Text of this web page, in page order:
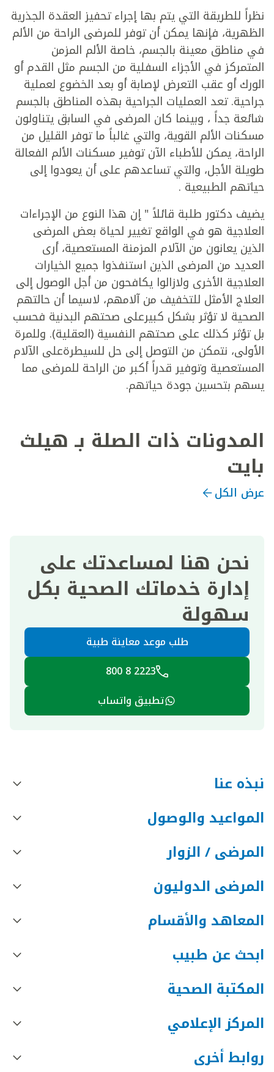
نظراً للطريقة التي يتم بها إجراء تحفيز العقدة الجذرية
الظهرية، فإنها يمكن أن توفر للمرضى الراحة من الألم
في مناطق معينة بالجسم، خاصة الألم المزمن
المتمركز في الأجزاء السفلية من الجسم مثل القدم أو
الورك أو عقب التعرض لإصابة أو بعد الخضوع لعملية
جراحية. تعد العمليات الجراحية بهذه المناطق بالجسم
شائعة جداً ، وبينما كان المرضى في السابق يتناولون
مسكنات الألم القوية، والتي غالباً ما توفر القليل من
الراحة، يمكن للأطباء الآن توفير مسكنات الألم الفعالة
طويلة الأجل، والتي تساعدهم على أن يعودوا إلى
حياتهم الطبيعية .
يضيف دكتور طلبة قائلاً " إن هذا النوع من الإجراءات
العلاجية هو في الواقع تغيير لحياة بعض المرضى
الذين يعانون من الآلام المزمنة المستعصية، أرى
العديد من المرضى الذين استنفذوا جميع الخيارات
العلاجية الأخرى ولازالوا يكافحون من أجل الوصول إلى
العلاج الأمثل للتخفيف من آلامهم، لاسيما أن حالتهم
الصحية لا تؤثر بشكل كبيرعلى صحتهم البدنية فحسب
بل تؤثر كذلك على صحتهم النفسية (العقلية). وللمرة
الأولى، نتمكن من التوصل إلى حل للسيطرةعلى الآلام
المستعصية وتوفير قدراً أكبر من الراحة للمرضى مما
يسهم بتحسين جودة حياتهم.
المدونات ذات الصلة بـ هيلث
بايت
عرض الكل
نحن هنا لمساعدتك على
إدارة خدماتك الصحية بكل
سهولة
طلب موعد معاينة طبية
2223 8 800
تطبيق واتساب
نبذه عنا
المواعيد والوصول
المرضى / الزوار
المرضى الدوليون
المعاهد والأقسام
ابحث عن طبيب
المكتبة الصحية
المركز الإعلامي
روابط أخرى